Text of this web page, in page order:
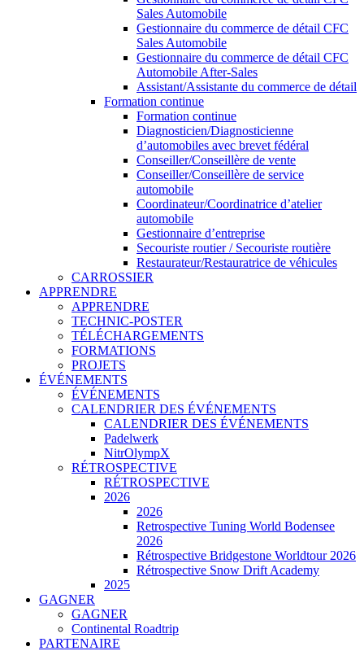
Sales Automobile
Gestionnaire du commerce de détail CFC
Sales Automobile
Gestionnaire du commerce de détail CFC
Automobile After-Sales
Assistant/Assistante du commerce de détail
Formation continue
Formation continue
Diagnosticien/Diagnosticienne
d’automobiles avec brevet fédéral
Conseiller/Conseillère de vente
Conseiller/Conseillère de service
automobile
Coordinateur/Coordinatrice d’atelier
automobile
Gestionnaire d’entreprise
Secouriste routier / Secouriste routière
Restaurateur/Restauratrice de véhicules
CARROSSIER
APPRENDRE
APPRENDRE
TECHNIC-POSTER
TÉLÉCHARGEMENTS
FORMATIONS
PROJETS
ÉVÉNEMENTS
ÉVÉNEMENTS
CALENDRIER DES ÉVÉNEMENTS
CALENDRIER DES ÉVÉNEMENTS
Padelwerk
NitrOlympX
RÉTROSPECTIVE
RÉTROSPECTIVE
2026
2026
Retrospective Tuning World Bodensee
2026
Rétrospective Bridgestone Worldtour 2026
Rétrospective Snow Drift Academy
2025
GAGNER
GAGNER
Continental Roadtrip
PARTENAIRE